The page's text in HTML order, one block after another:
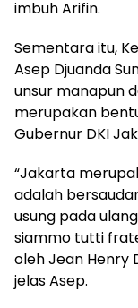
imbuh Arifin.
Sementara itu,
Asep Djuanda
unsur manapun
merupakan
Gubernur DKI
“Jakarta
adalah
usung pada
siammo tutti
oleh Jean Henry
jelas Asep.